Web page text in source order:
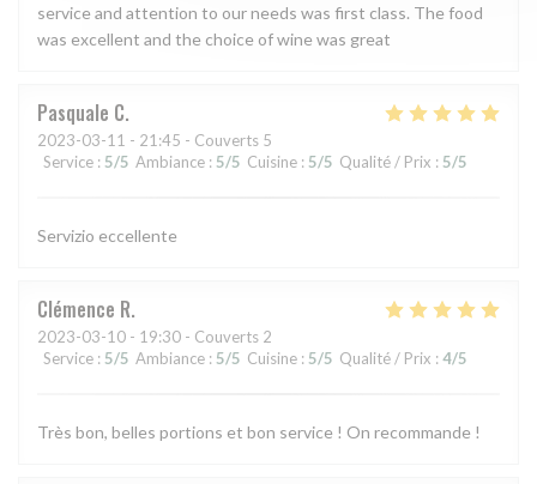
service and attention to our needs was first class. The food
was excellent and the choice of wine was great
Pasquale C
2023-03-11 - 21:45 - Couverts 5
Service : 5/5 Ambiance : 5/5 Cuisine : 5/5 Qualité / Prix : 5/5
Servizio eccellente
Clémence R
2023-03-10 - 19:30 - Couverts 2
Service : 5/5 Ambiance : 5/5 Cuisine : 5/5 Qualité / Prix : 4/5
Très bon, belles portions et bon service ! On recommande !